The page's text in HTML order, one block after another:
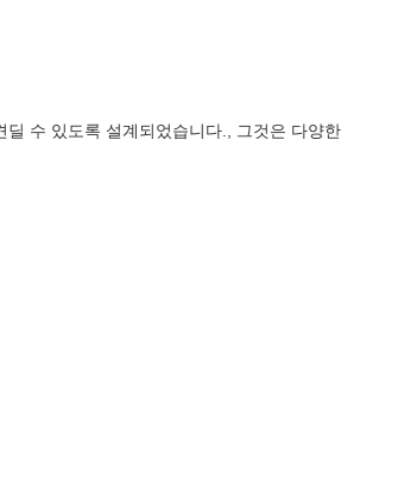
수 있도록 설계되었습니다., 그것은 다양한